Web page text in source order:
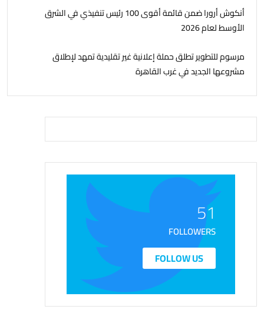
أنكوش أرورا ضمن قائمة أقوى 100 رئيس تنفيذي في الشرق
الأوسط لعام 2026
مرسوم للتطوير تطلق حملة إعلانية غير تقليدية تمهد لإطلاق
مشروعها الجديد في غرب القاهرة
51
FOLLOWERS
FOLLOW US